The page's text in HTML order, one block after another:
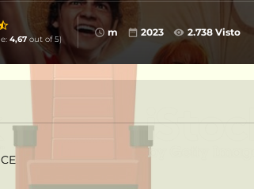
4,67 out of 5)
m 2023 2.738 Visto